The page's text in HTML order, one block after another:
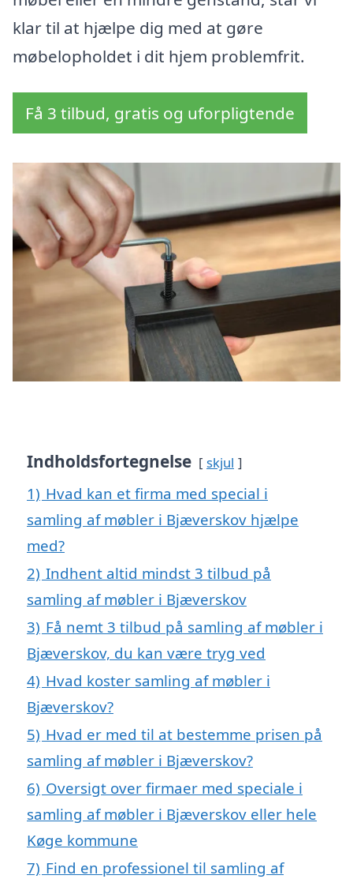
klar til at hjælpe dig med at gøre
møbelopholdet i dit hjem problemfrit.
Få 3 tilbud, gratis og uforpligtende
Indholdsfortegnelse skjul
1) Hvad kan et firma med special i
samling af møbler i Bjæverskov hjælpe
med?
2) Indhent altid mindst 3 tilbud på
samling af møbler i Bjæverskov
3) Få nemt 3 tilbud på samling af møbler i
Bjæverskov, du kan være tryg ved
4) Hvad koster samling af møbler i
Bjæverskov?
5) Hvad er med til at bestemme prisen på
samling af møbler i Bjæverskov?
6) Oversigt over firmaer med speciale i
samling af møbler i Bjæverskov eller hele
Køge kommune
7) Find en professionel til samling af